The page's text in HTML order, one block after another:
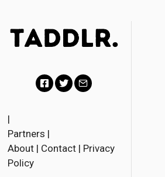
c
e
t
i
|
Partners |
About | Contact | Privacy
Policy